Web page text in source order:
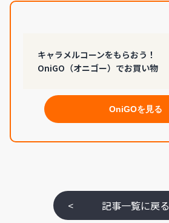
キャラメルコーンをもらおう！
OniGO（オニゴー）でお買い物
OniGOを見る
< 記事一覧に戻る